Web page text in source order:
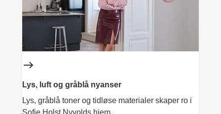
Lys, luft og gråblå nyanser
Lys, gråblå toner og tidløse materialer skaper ro i
Sofie Holst Nyvolds hjem.